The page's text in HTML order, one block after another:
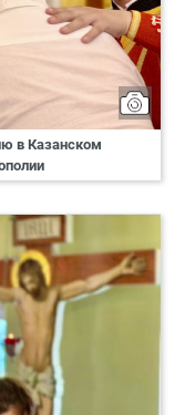
в Казанском